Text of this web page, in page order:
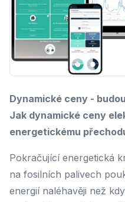
Dynamické ceny -
Jak dynamické ceny
energetickému
Pokračující energetická
na fosilních palivech
energií naléhavěji než